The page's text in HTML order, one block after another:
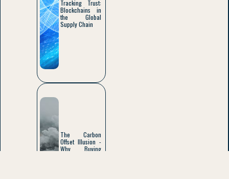
Tracking Trust:
Blockchains in
the Global
Supply Chain
The Carbon
Offset Illusion -
Why Buying